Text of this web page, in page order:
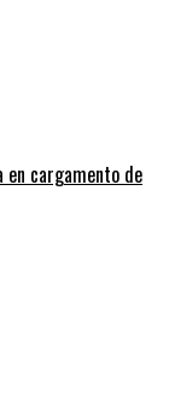
en cargamento de